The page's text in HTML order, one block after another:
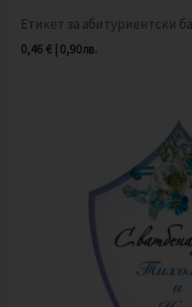
Етикет за абитуриентски
0,46 € 0,90лв.